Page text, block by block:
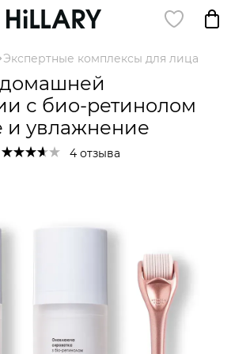
Экспертные комплексы для лица
с био-ретинолом
и увлажнение
4 отзыва